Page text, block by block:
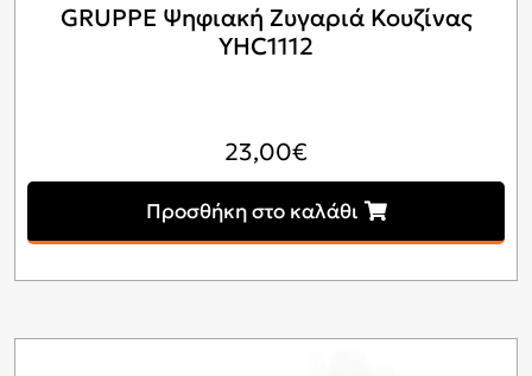
GRUPPE Ψηφιακή Ζυγαριά Κουζίνας
YHC1112
23,00€
Προσθήκη στο καλάθι